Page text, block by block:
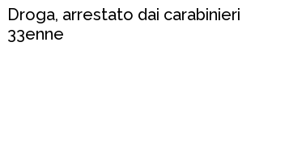
Droga, arrestato dai carabinieri
33enne